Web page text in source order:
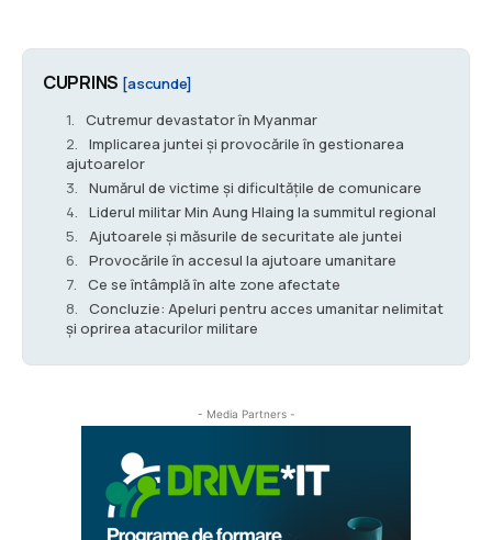
CUPRINS [ascunde]
Cutremur devastator în Myanmar
Implicarea juntei și provocările în gestionarea
ajutoarelor
Numărul de victime și dificultățile de comunicare
Liderul militar Min Aung Hlaing la summitul regional
Ajutoarele și măsurile de securitate ale juntei
Provocările în accesul la ajutoare umanitare
Ce se întâmplă în alte zone afectate
Concluzie: Apeluri pentru acces umanitar nelimitat
și oprirea atacurilor militare
- Media Partners -